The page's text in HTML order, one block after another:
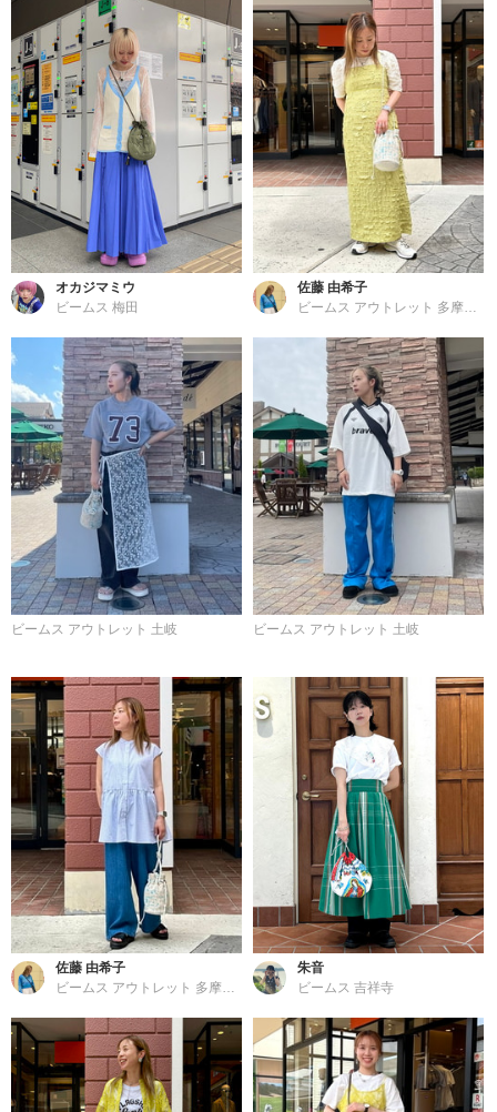
オカジマミウ
ビームス 梅田
佐藤 由希子
ビームス アウトレット 多摩南大沢
ビームス アウトレット 土岐 ビームス アウトレット 土岐
佐藤 由希子
ビームス アウトレット 多摩南大沢
朱音
ビームス 吉祥寺